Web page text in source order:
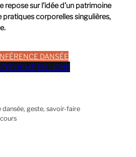
repose sur l’idée d’un patrimoine
pratiques corporelles singulières,
DANSÉE
EN LIGNE
geste, savoir-faire